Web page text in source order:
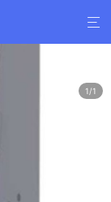

1/1